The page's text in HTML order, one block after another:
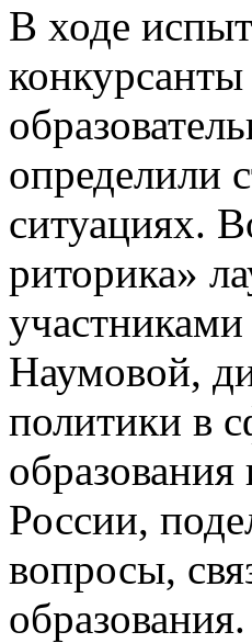
В ходе
определили
ситуациях.
риторика»
Наумовой,
политики в
России,
вопросы,
образования.